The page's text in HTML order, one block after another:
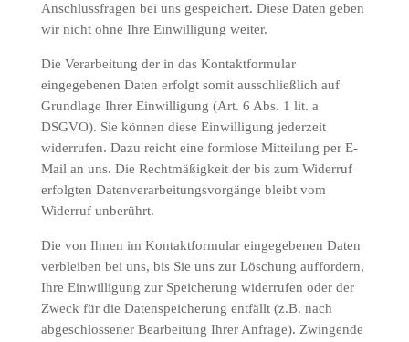
Anschlussfragen bei uns gespeichert. Diese Daten geben
wir nicht ohne Ihre Einwilligung weiter.
Die Verarbeitung der in das Kontaktformular
eingegebenen Daten erfolgt somit ausschließlich auf
Grundlage Ihrer Einwilligung (Art. 6 Abs. 1 lit. a
DSGVO). Sie können diese Einwilligung jederzeit
widerrufen. Dazu reicht eine formlose Mitteilung per E-
Mail an uns. Die Rechtmäßigkeit der bis zum Widerruf
erfolgten Datenverarbeitungsvorgänge bleibt vom
Widerruf unberührt.
Die von Ihnen im Kontaktformular eingegebenen Daten
verbleiben bei uns, bis Sie uns zur Löschung auffordern,
Ihre Einwilligung zur Speicherung widerrufen oder der
Zweck für die Datenspeicherung entfällt (z.B. nach
abgeschlossener Bearbeitung Ihrer Anfrage). Zwingende